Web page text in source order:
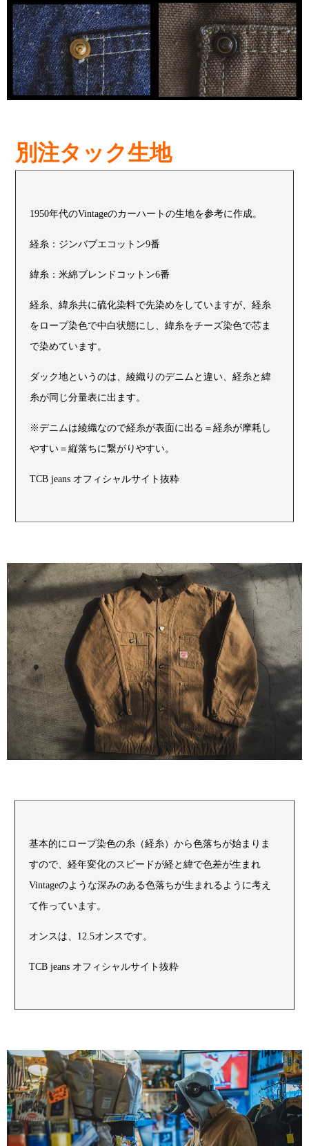
別注タック生地
1950年代のVintageのカーハートの生地を参考に作成。
経糸：ジンバブエコットン9番
緯糸：米綿ブレンドコットン6番
経糸、緯糸共に硫化染料で先染めをしていますが、経糸
をロープ染色で中白状態にし、緯糸をチーズ染色で芯ま
で染めています。
ダック地というのは、綾織りのデニムと違い、経糸と緯
糸が同じ分量表に出ます。
※デニムは綾織なので経糸が表面に出る＝経糸が摩耗し
やすい＝縦落ちに繋がりやすい。
TCB jeans オフィシャルサイト抜粋
基本的にロープ染色の糸（経糸）から色落ちが始まりま
すので、経年変化のスピードが経と緯で色差が生まれ
Vintageのような深みのある色落ちが生まれるように考え
て作っています。
オンスは、12.5オンスです。
TCB jeans オフィシャルサイト抜粋